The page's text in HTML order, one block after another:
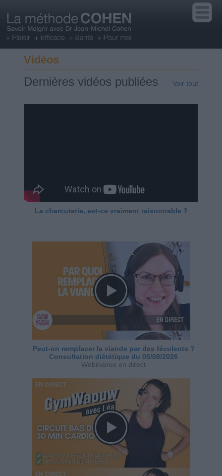
Vidéos
Dernières vidéos publiées Voir tout
La charcuterie, est-ce vraiment raisonnable ?
Peut-on remplacer la viande par des féculents ?
Consultation diététique du 05/08/2026
Webinaires en direct